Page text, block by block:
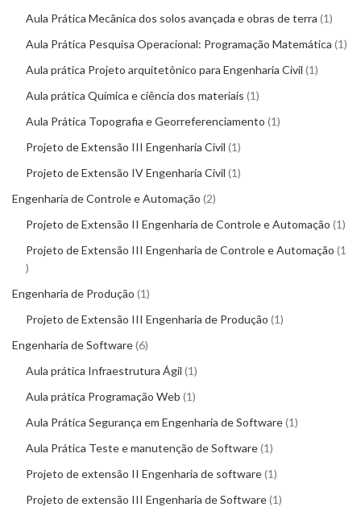
Aula Prática Mecânica dos solos avançada e obras de terra 1
Aula Prática Pesquisa Operacional: Programação Matemática 1
Aula prática Projeto arquitetônico para Engenharia Civil 1
Aula prática Química e ciência dos materiais 1
Aula Prática Topografia e Georreferenciamento 1
Projeto de Extensão III Engenharia Civil 1
Projeto de Extensão IV Engenharia Civil 1
Engenharia de Controle e Automação 2
Projeto de Extensão II Engenharia de Controle e Automação 1
Projeto de Extensão III Engenharia de Controle e Automação 1
Engenharia de Produção 1
Projeto de Extensão III Engenharia de Produção 1
Engenharia de Software 6
Aula prática Infraestrutura Ágil 1
Aula prática Programação Web 1
Aula Prática Segurança em Engenharia de Software 1
Aula Prática Teste e manutenção de Software 1
Projeto de extensão II Engenharia de software 1
Projeto de extensão III Engenharia de Software 1